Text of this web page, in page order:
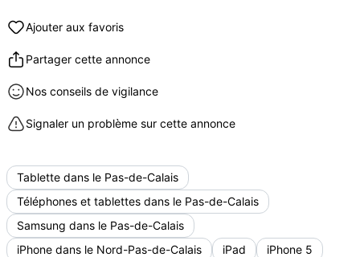
Ajouter aux favoris
Partager cette annonce
Nos conseils de vigilance
Signaler un problème sur cette annonce
Tablette dans le Pas-de-Calais
Téléphones et tablettes dans le Pas-de-Calais
Samsung dans le Pas-de-Calais
iPhone dans le Nord-Pas-de-Calais
iPad
iPhone 5